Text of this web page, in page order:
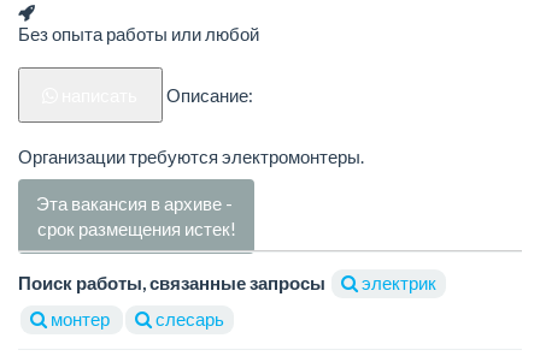
Без опыта работы или любой
Описание:
Организации требуются электромонтеры.
Эта вакансия в архиве -
срок размещения истек!
Поиск работы, связанные запросы
электрик
монтер
слесарь